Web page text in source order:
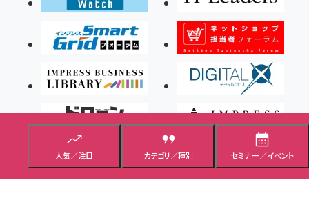
人気／注目 カテゴリ／種別 セミナー／イベント